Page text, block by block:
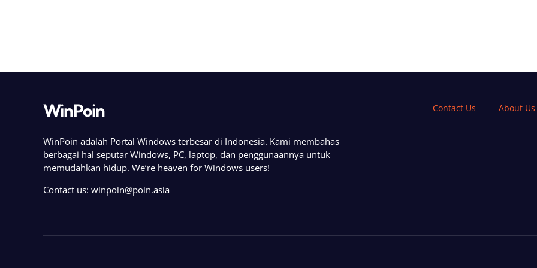
WinPoin
WinPoin adalah Portal Windows terbesar di Indonesia. Kami membahas
berbagai hal seputar Windows, PC, laptop, dan penggunaannya untuk
memudahkan hidup. We’re heaven for Windows users!
Contact us: winpoin@poin.asia
Contact Us About Us